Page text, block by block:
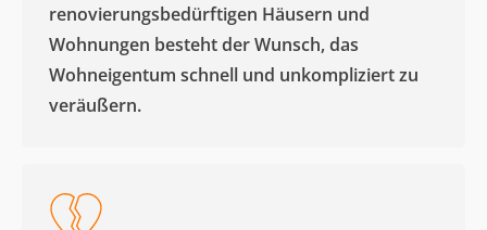
renovierungsbedürftigen Häusern und
Wohnungen besteht der Wunsch, das
Wohneigentum schnell und unkompliziert zu
veräußern. ​